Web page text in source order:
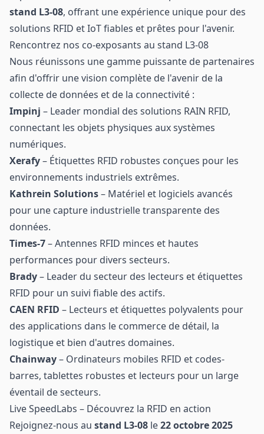
stand L3-08, offrant une expérience unique pour des
solutions RFID et IoT fiables et prêtes pour l'avenir.
Rencontrez nos co-exposants au stand L3-08
Nous réunissons une gamme puissante de partenaires
afin d'offrir une vision complète de l'avenir de la
collecte de données et de la connectivité :
Impinj – Leader mondial des solutions RAIN RFID,
connectant les objets physiques aux systèmes
numériques.
Xerafy– Étiquettes RFID robustes conçues pour les
environnements industriels extrêmes.
Kathrein Solutions– Matériel et logiciels avancés
pour une capture industrielle transparente des
données.
Times-7– Antennes RFID minces et hautes
performances pour divers secteurs.
Brady– Leader du secteur des lecteurs et étiquettes
RFID pour un suivi fiable des actifs.
CAEN RFID – Lecteurs et étiquettes polyvalents pour
des applications dans le commerce de détail, la
logistique et bien d'autres domaines.
Chainway– Ordinateurs mobiles RFID et codes-
barres, tablettes robustes et lecteurs pour un large
éventail de secteurs.
Live SpeedLabs – Découvrez la RFID en action
Rejoignez-nous au stand L3-08 le22 octobre 2025